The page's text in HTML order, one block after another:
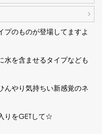
プのものが登場してますよ
水を含ませるタイプなども
んやり気持ちい新感覚のネ
りをGETして☆